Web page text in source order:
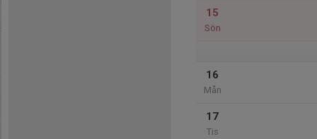
15
Sön
16
Mån
17
Tis